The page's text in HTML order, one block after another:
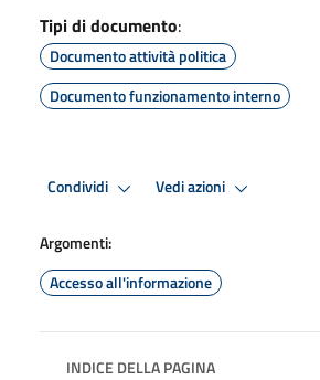
Tipi di documento:
Documento attività politica
Documento funzionamento interno
Condividi Vedi azioni
Argomenti:
Accesso all'informazione
INDICE DELLA PAGINA